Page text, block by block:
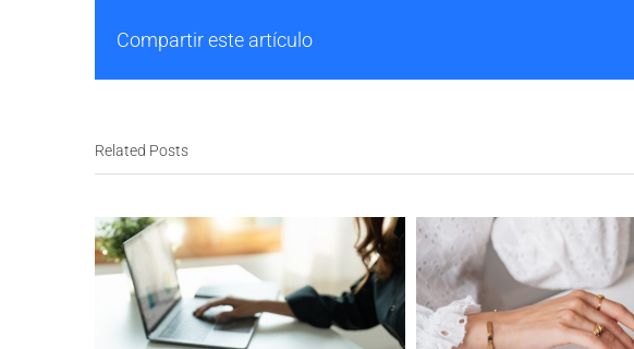
Compartir este artículo
Related Posts